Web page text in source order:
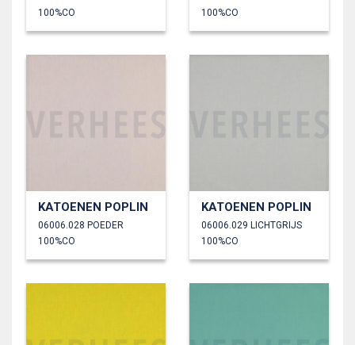
100%CO
100%CO
KATOENEN POPLIN
06006.028 POEDER
100%CO
KATOENEN POPLIN
06006.029 LICHTGRIJS
100%CO